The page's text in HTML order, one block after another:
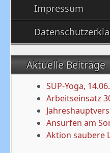
Impressum
Aktuelle Beiträge
SUP-Yoga,
Arbeitseinsatz
Ansurfen am
Aktion saubere